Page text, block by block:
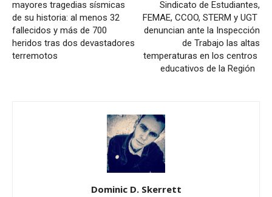
mayores tragedias sísmicas
de su historia: al menos 32
fallecidos y más de 700
heridos tras dos devastadores
terremotos
Sindicato de Estudiantes,
FEMAE, CCOO, STERM y UGT
denuncian ante la Inspección
de Trabajo las altas
temperaturas en los centros
educativos de la Región
Dominic D. Skerrett